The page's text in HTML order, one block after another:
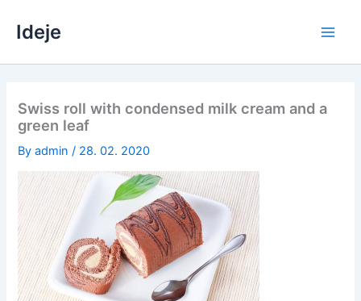
Ideje
Swiss roll with condensed milk cream and a
green leaf
Byadmin/ 28. 02. 2020